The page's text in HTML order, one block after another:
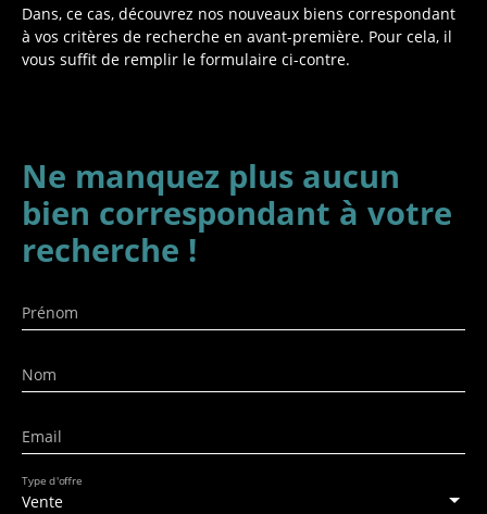
Dans, ce cas, découvrez nos nouveaux biens correspondant
à vos critères de recherche en avant-première. Pour cela, il
vous suffit de remplir le formulaire ci-contre.
Ne manquez plus aucun
bien correspondant à votre
recherche !
Prénom
Nom
Email
Vente
Type d'offre